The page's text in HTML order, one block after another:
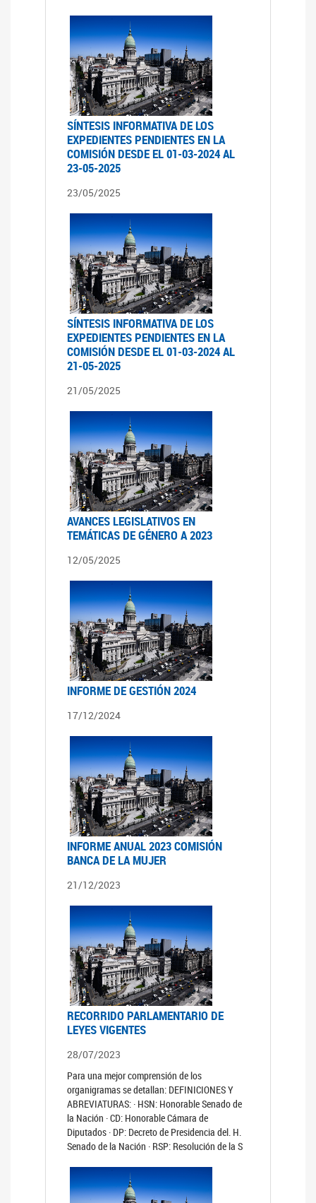
SÍNTESIS INFORMATIVA DE LOS
EXPEDIENTES PENDIENTES EN LA
COMISIÓN DESDE EL 01-03-2024 AL
23-05-2025
23/05/2025
SÍNTESIS INFORMATIVA DE LOS
EXPEDIENTES PENDIENTES EN LA
COMISIÓN DESDE EL 01-03-2024 AL
21-05-2025
21/05/2025
AVANCES LEGISLATIVOS EN
TEMÁTICAS DE GÉNERO A 2023
12/05/2025
INFORME DE GESTIÓN 2024
17/12/2024
INFORME ANUAL 2023 COMISIÓN
BANCA DE LA MUJER
21/12/2023
RECORRIDO PARLAMENTARIO DE
LEYES VIGENTES
28/07/2023
Para una mejor comprensión de los
organigramas se detallan: DEFINICIONES Y
ABREVIATURAS: · HSN: Honorable Senado de
la Nación · CD: Honorable Cámara de
Diputados · DP: Decreto de Presidencia del. H.
Senado de la Nación · RSP: Resolución de la S